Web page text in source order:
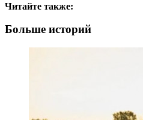
Читайте также:
Больше историй